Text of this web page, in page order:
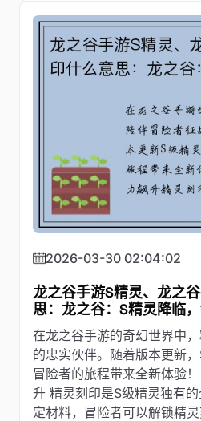
2026-03-30 02:04:02
龙之谷手游S精灵、龙之
思：龙之谷：S精灵降临
在龙之谷手游的奇幻世界中
的忠实伙伴。随着版本更新
冒险者的旅程带来全新体验
升 精灵刻印是S级精灵独有
定材料，冒险者可以解锁精